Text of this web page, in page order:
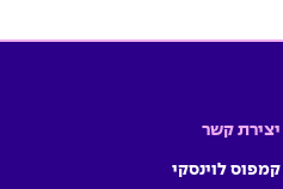
יצירת קשר
קמפוס לוינסקי